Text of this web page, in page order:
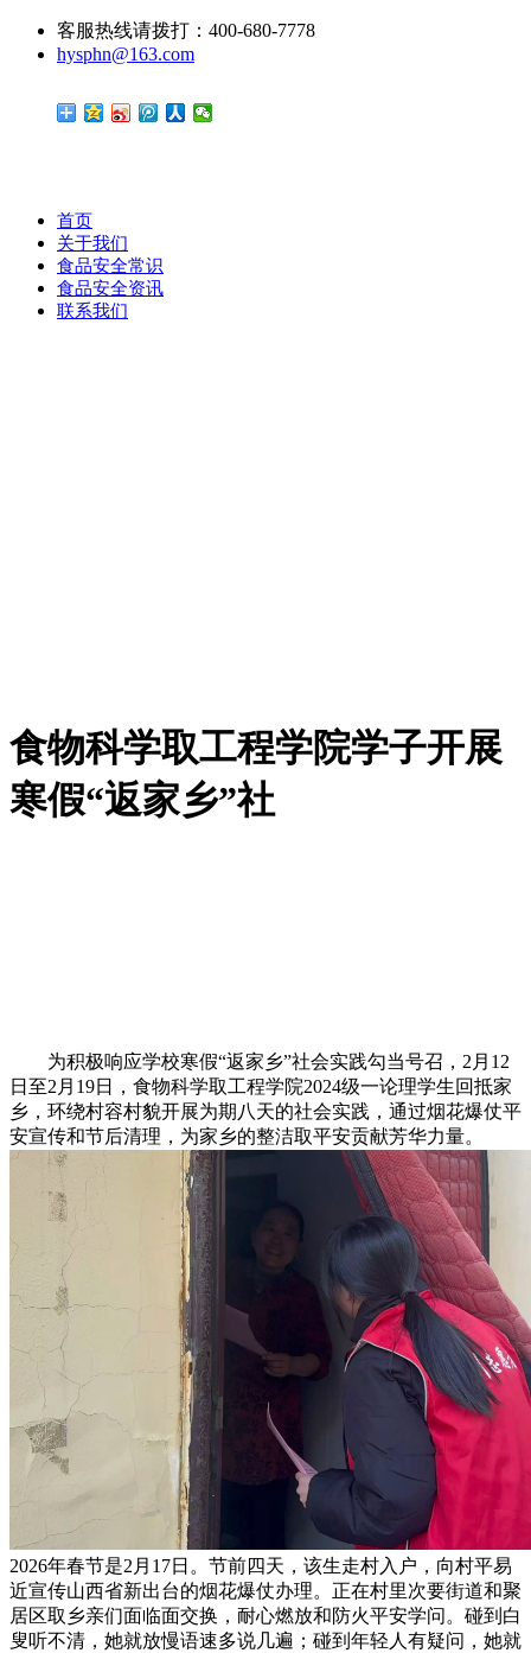
客服热线请拨打：400-680-7778
hysphn@163.com
首页
关于我们
食品安全常识
食品安全资讯
联系我们
食物科学取工程学院学子开展
寒假“返家乡”社
为积极响应学校寒假“返家乡”社会实践勾当号召，2月12
日至2月19日，食物科学取工程学院2024级一论理学生回抵家
乡，环绕村容村貌开展为期八天的社会实践，通过烟花爆仗平
安宣传和节后清理，为家乡的整洁取平安贡献芳华力量。
2026年春节是2月17日。节前四天，该生走村入户，向村平易
近宣传山西省新出台的烟花爆仗办理。正在村里次要街道和聚
居区取乡亲们面临面交换，耐心燃放和防火平安学问。碰到白
叟听不清，她就放慢语速多说几遍；碰到年轻人有疑问，她就